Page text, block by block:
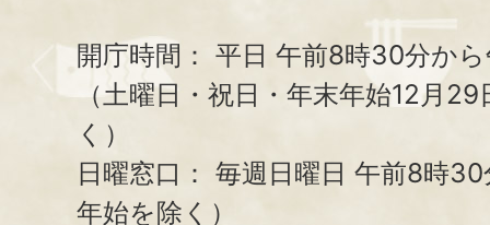
開庁時間： 平日 午前8時30分か
（土曜日・祝日・年末年始12月
く）
日曜窓口： 毎週日曜日 午前8時
年始を除く）